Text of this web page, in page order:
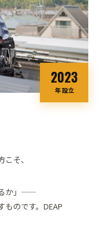
2023
年 設立
そ、
るか」——
ものです。 DEAP